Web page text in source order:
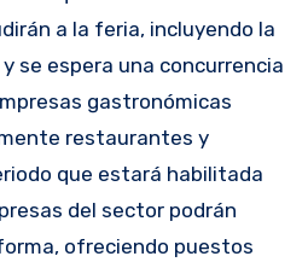
a la feria, incluyendo la
se espera una concurrencia
gastronómicas
restaurantes y
que estará habilitada
del sector podrán
ofreciendo puestos